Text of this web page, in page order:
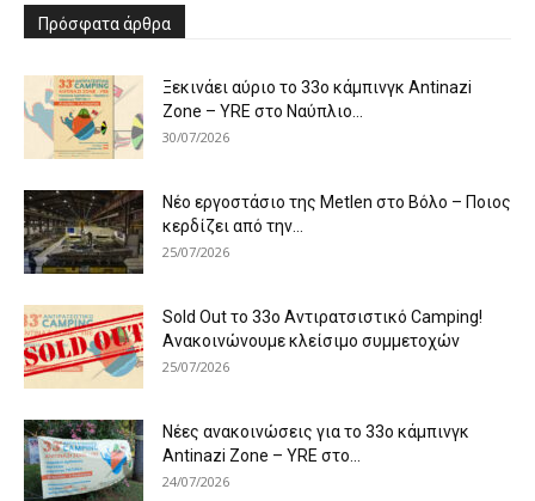
Πρόσφατα άρθρα
Ξεκινάει αύριο το 33ο κάμπινγκ Antinazi
Zone – YRE στο Ναύπλιο...
30/07/2026
Νέο εργοστάσιο της Metlen στο Βόλο – Ποιος
κερδίζει από την...
25/07/2026
Sold Out το 33ο Αντιρατσιστικό Camping!
Ανακοινώνουμε κλείσιμο συμμετοχών
25/07/2026
Νέες ανακοινώσεις για το 33ο κάμπινγκ
Antinazi Zone – YRE στο...
24/07/2026